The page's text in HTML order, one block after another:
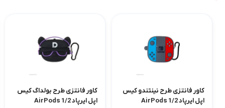
کاور فانتزی طرح نینتندو کیس
اپل ایرپاد AirPods 1/2
کاور فانتزی طرح بولداگ کیس
اپل ایرپاد AirPods 1/2